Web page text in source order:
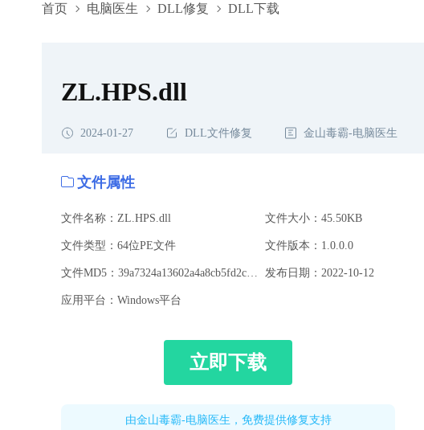
首页 电脑医生 DLL修复 DLL下载
ZL.HPS.dll,ZL.HPS.dll下载,ZL.HPS.dll修复
ZL.HPS.dll
2024-01-27 DLL文件修复 金山毒霸-电脑医生
文件属性
文件名称：ZL.HPS.dll 文件大小：45.50KB
文件类型：64位PE文件 文件版本：1.0.0.0
发布日期：2022-10-12
应用平台：Windows平台
立即下载
由金山毒霸-电脑医生，免费提供修复支持